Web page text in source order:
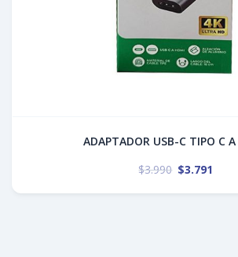
ADAPTADOR USB-C TIPO C
$3.990 $3.791